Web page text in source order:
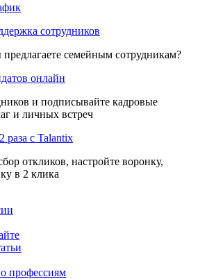
сотрудников
семейным сотрудникам?
онлайн
и подписывайте кадровые
и личных встреч
раза с Talantix
откликов, настройте воронку,
в 2 клика
профессиям